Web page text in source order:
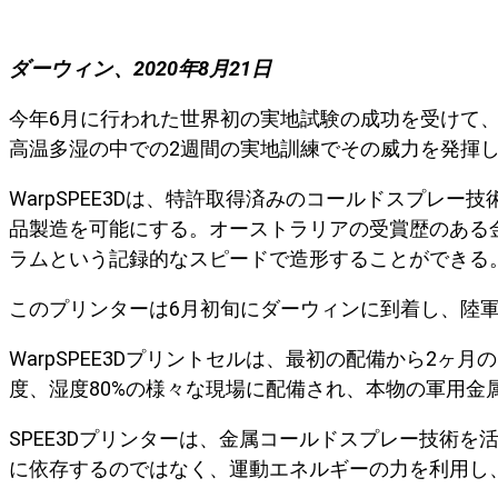
ダーウィン、2020年8月21日
今年6月に行われた世界初の実地試験の成功を受けて
高温多湿の中での2週間の実地訓練でその威力を発揮
WarpSPEE3Dは、特許取得済みのコールドスプレー
品製造を可能にする。オーストラリアの受賞歴のあ
ラムという記録的なスピードで造形することができる
このプリンターは6月初旬にダーウィンに到着し、陸
WarpSPEE3Dプリントセルは、最初の配備から2ヶ月
度、湿度80%の様々な現場に配備され、本物の軍用
SPEE3Dプリンターは、金属コールドスプレー技術
に依存するのではなく、運動エネルギーの力を利用